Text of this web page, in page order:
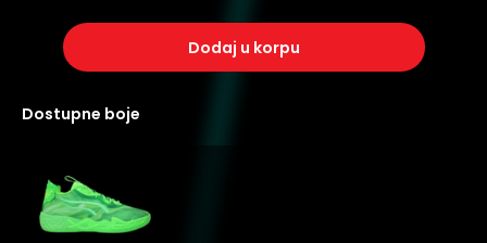
dodaj u korpu
dostupne boje